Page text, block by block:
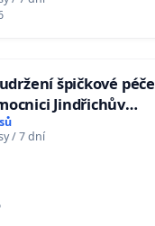
špičkové péče
Jindřichův
/ 7 dní